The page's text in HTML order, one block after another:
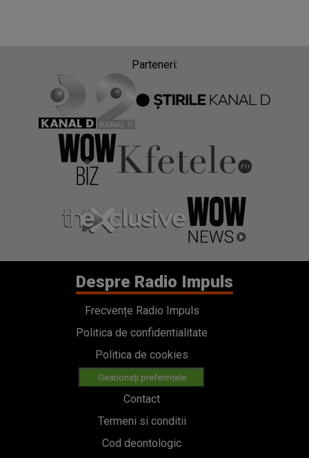
Parteneri:
Despre Radio Impuls
Frecvențe Radio Impuls
Politica de confidentialitate
Politica de cookies
Gestionați preferințele
Contact
Termeni si conditii
Cod deontologic